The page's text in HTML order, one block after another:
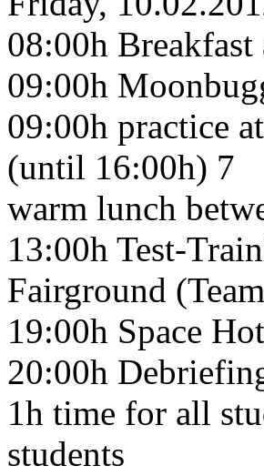
08:00h
09:00h
09:00h practice
(until 16:00h) 7
warm lunch
13:00h Test-
Fairground
19:00h Space
20:00h
1h time for all
students